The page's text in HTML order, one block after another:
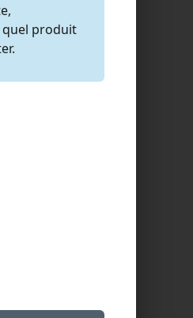
quel produit